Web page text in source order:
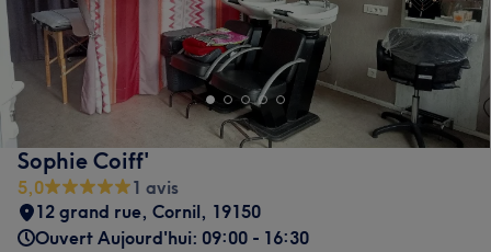
Sophie Coiff'
5,0
1 avis
12 grand rue, Cornil, 19150
Ouvert Aujourd'hui: 09:00 - 16:30